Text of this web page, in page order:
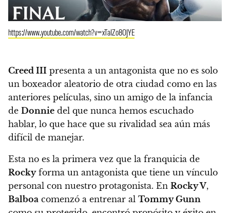
https://www.youtube.com/watch?v=xTaIZo8OJYE
Creed III presenta a un antagonista que no es solo
un boxeador aleatorio de otra ciudad como en las
anteriores películas, sino un amigo de la infancia
de Donnie del que nunca hemos escuchado
hablar, lo que hace que su rivalidad sea aún más
difícil de manejar.
Esta no es la primera vez que la franquicia de
Rockyforma un antagonista que tiene un vínculo
personal con nuestro protagonista. En Rocky V,
Balboa comenzó a entrenar al Tommy Gunn